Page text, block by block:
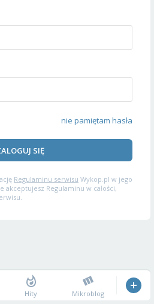
nie pamiętam hasła
SIĘ
Regulaminu serwisu Wykop.pl w jego
akceptujesz Regulaminu w całości,
Hity Mikroblog